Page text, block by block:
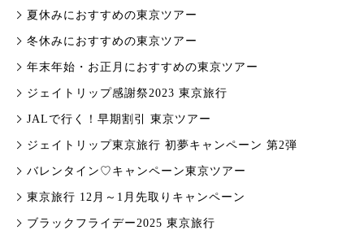
夏休みにおすすめの東京ツアー
冬休みにおすすめの東京ツアー
年末年始・お正月におすすめの東京ツアー
ジェイトリップ感謝祭2023 東京旅行
JALで行く！早期割引 東京ツアー
ジェイトリップ東京旅行 初夢キャンペーン 第2弾
バレンタイン♡キャンペーン東京ツアー
東京旅行 12月～1月先取りキャンペーン
ブラックフライデー2025 東京旅行